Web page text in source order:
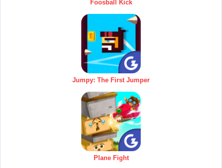
Foosball Kick
Jumpy: The First Jumper
Plane Fight